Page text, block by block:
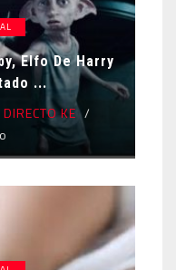
Elfo De Harry
...
KE